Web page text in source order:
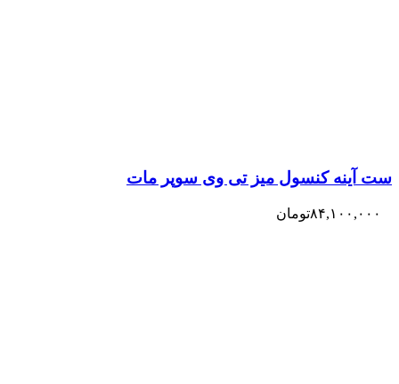
ست آینه کنسول میز تی وی سوپر مات
۸۴,۱۰۰,۰۰۰تومان